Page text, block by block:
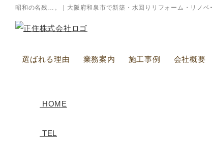
昭和の名残…。｜大阪府和泉市で新築・水回りリフォーム・リノベ
選ばれる理由 業務案内 施工事例 会社概要
HOME
TEL